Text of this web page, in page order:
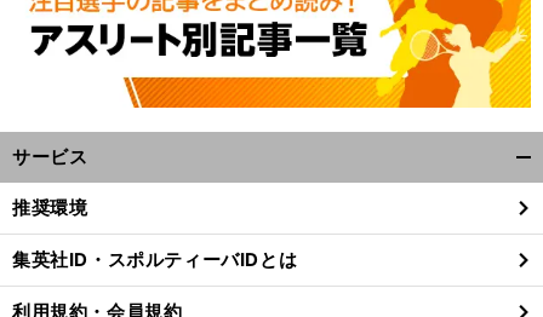
サービス
閉
る
推奨環境
集英社ID・スポルティーバIDとは
利用規約・会員規約